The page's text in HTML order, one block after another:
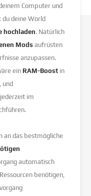
Computer und
du deine World
hochladen. Natürlich
Modsaufrüsten
anzupassen.
ein RAM-Boost in
und
jederzeit im
an das bestmögliche
automatisch
benötigen,